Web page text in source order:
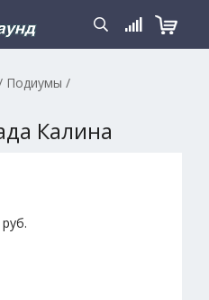
Подиумы /
Калина
руб.